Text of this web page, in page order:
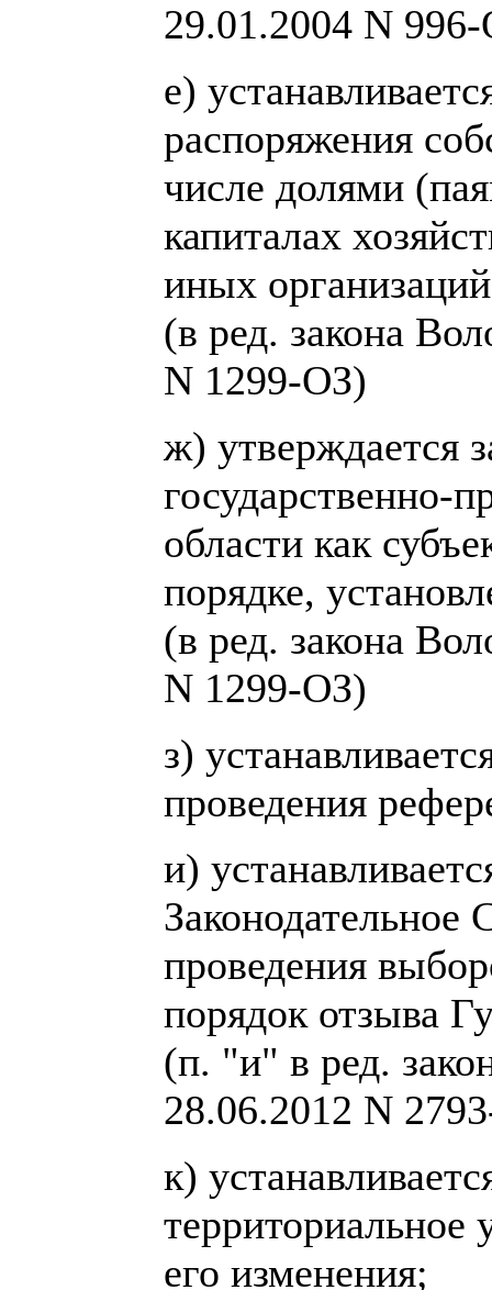
29.01.2004 N
е)
распоряжения
числе долями
капиталах
иных
(в ред. закона
N 1299-ОЗ)
ж) утверждается
государственно-
области как
порядке,
(в ред. закона
N 1299-ОЗ)
з)
проведения
и)
Законодательное
проведения
порядок отзыва
(п. "и" в ред.
28.06.2012 N
к)
территориальное
его изменения;